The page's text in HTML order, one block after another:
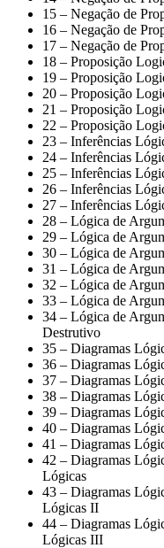
15 – Negação de
16 – Negação de
17 – Negação de
18 – Proposição
19 – Proposição
20 – Proposição
21 – Proposição
22 – Proposição
23 – Inferências
24 – Inferências
25 – Inferências
26 – Inferências
27 – Inferências
28 – Lógica de
29 – Lógica de
30 – Lógica de
31 – Lógica de
32 – Lógica de
33 – Lógica de
34 – Lógica de
Destrutivo
35 – Diagramas
36 – Diagramas
37 – Diagramas
38 – Diagramas
39 – Diagramas
40 – Diagramas
41 – Diagramas
42 – Diagramas
Lógicas
43 – Diagramas
Lógicas II
44 – Diagramas
Lógicas III